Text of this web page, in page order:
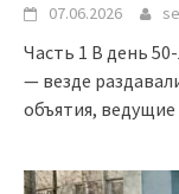
07.06.2026
Часть 1 В день
— везде
объятия,